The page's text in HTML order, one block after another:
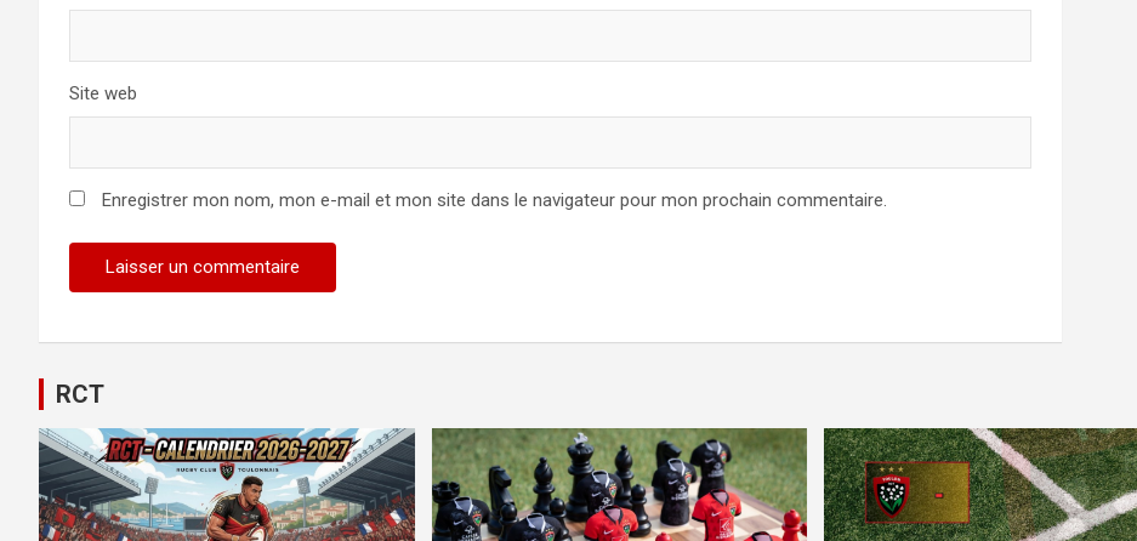
Site web
Enregistrer mon nom, mon e-mail et mon site dans le navigateur pour mon prochain commentaire.
RCT